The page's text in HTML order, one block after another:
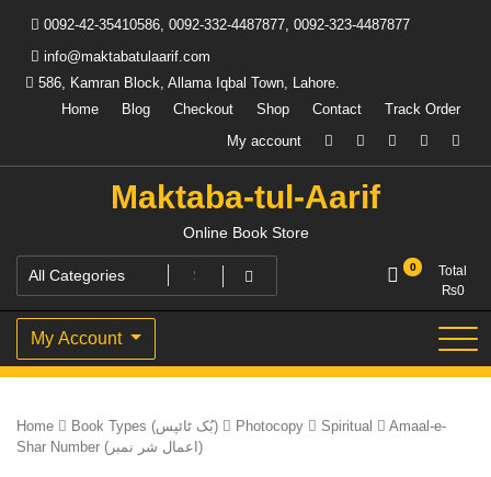
content
0092-42-35410586, 0092-332-4487877, 0092-323-4487877
info@maktabatulaarif.com
586, Kamran Block, Allama Iqbal Town, Lahore.
Home
Blog Checkout Shop Contact
Track Order
My account
Maktaba-tul-Aarif
Online Book Store
0
Total
₨0
My Account
Home Book Types (بُک ٹائپس) Photocopy Spiritual
Amaal-e-
Shar Number (اعمال شر نمبر)